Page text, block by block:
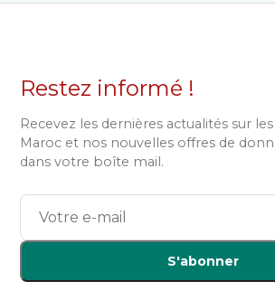
Restez informé !
Recevez les dernières actualités sur
Maroc et nos nouvelles offres de
dans votre boîte mail.
S'abonner